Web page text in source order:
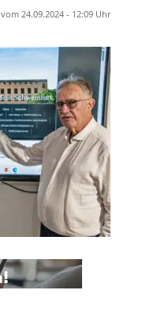
vom 24.09.2024 - 12:09 Uhr